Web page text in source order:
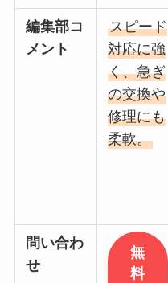
編集部コ
メント
スピード
対応に強
く、急ぎ
の交換や
修理にも
柔軟。
問い合わ
せ
無
料